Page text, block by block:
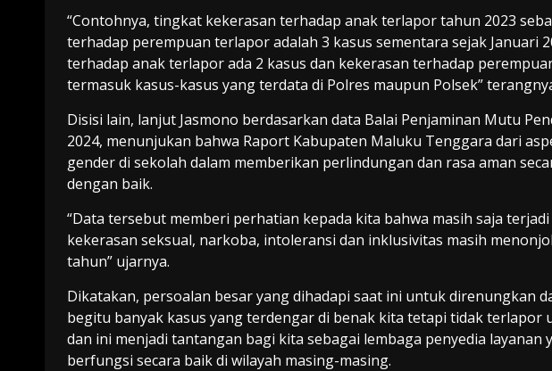
“Contohnya, tingkat kekerasan terhadap anak terlapor tahun 2023
terhadap perempuan terlapor adalah 3 kasus sementara sejak Januari
terhadap anak terlapor ada 2 kasus dan kekerasan terhadap
termasuk kasus-kasus yang terdata di Polres maupun Polsek”
Disisi lain, lanjut Jasmono berdasarkan data Balai Penjaminan Mutu
2024, menunjukan bahwa Raport Kabupaten Maluku Tenggara dari
gender di sekolah dalam memberikan perlindungan dan rasa aman
dengan baik.
“Data tersebut memberi perhatian kepada kita bahwa masih saja
kekerasan seksual, narkoba, intoleransi dan inklusivitas masih
tahun” ujarnya.
Dikatakan, persoalan besar yang dihadapi saat ini untuk direnungkan
begitu banyak kasus yang terdengar di benak kita tetapi tidak
dan ini menjadi tantangan bagi kita sebagai lembaga penyedia
berfungsi secara baik di wilayah masing-masing.